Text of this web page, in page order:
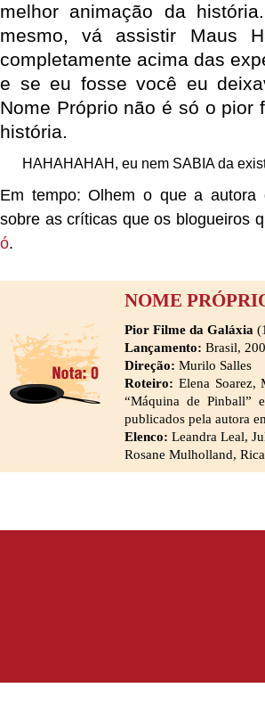
melhor animação da
mesmo, vá assistir Maus
completamente acima das
e se eu fosse você eu
Nome Próprio não é só o pior
história.
HAHAHAHAH, eu nem SABIA da
Em tempo: Olhem o que a autora
sobre as críticas que os blogueiros
ó.
NOME
Pior Filme da Galáxia
Lançamento: Brasil,
Direção: Murilo Salles
Roteiro: Elena Soarez,
“Máquina de Pinball”
publicados pela autora
Elenco: Leandra Leal,
Rosane Mulholland,